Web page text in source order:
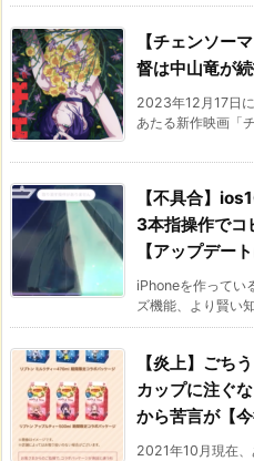
【チェンソー
督は中山竜が
2023年12月17日
あたる新作映画「
【不具合】
3本指操作でコ
【アップデー
iPhoneを作ってい
ズ機能、より賢い
【炎上】ごち
カップに注ぐ
から苦言が【
2021年10月現在